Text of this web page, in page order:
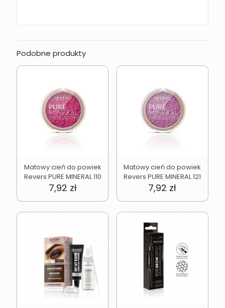
Podobne produkty
Matowy cień do powiek
Revers PURE MINERAL 110
7,92 zł
Matowy cień do powiek
Revers PURE MINERAL 121
7,92 zł